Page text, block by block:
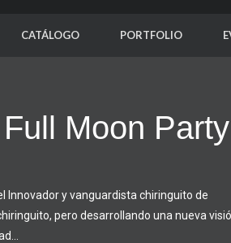
CATÁLOGO PORTFOLIO
Full Moon
Innovador y vanguardista chiringuito de
pero desarrollando una nueva